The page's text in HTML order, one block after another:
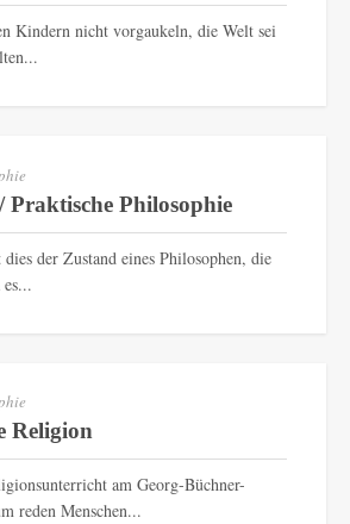
Kindern nicht vorgaukeln, die Welt sei
Praktische Philosophie
dies der Zustand eines Philosophen, die
Religion
am Georg-Büchner-
reden Menschen...